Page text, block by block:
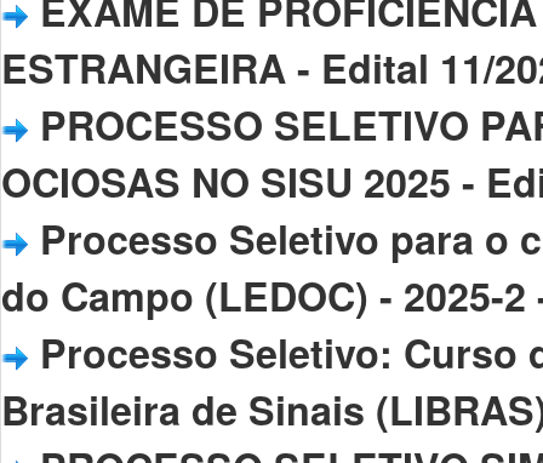
ESTRANGEIRA - Edital 11/
PROCESSO SELETIVO
OCIOSAS NO SISU 2025 -
Processo Seletivo para o
do Campo (LEDOC) - 2025-
Processo Seletivo: Curso
Brasileira de Sinais